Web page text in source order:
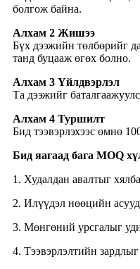
болгож байна.
Алхам 2 Жишээ
Бүх дээжийн төлбөрийг
танд буцааж өгөх болно.
Алхам 3 Үйлдвэрлэл
Та дээжийг
Алхам 4 Туршилт
Бид тээвэрлэхээс өмнө
Бид яагаад бага MOQ
1. Худалдан авалтыг
2. Илүүдэл нөөцийн
3. Мөнгөний урсгалыг
4. Тээвэрлэлтийн